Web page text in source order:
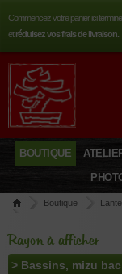
Commencez votre panier ici
etréduisez vos frais de livraison.
BOUTIQUE
Boutique
Rayon à afficher